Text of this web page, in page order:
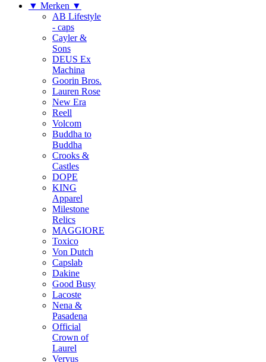
▼ Merken ▼
AB Lifestyle
- caps
Cayler &
Sons
DEUS Ex
Machina
Goorin Bros.
Lauren Rose
New Era
Reell
Volcom
Buddha to
Buddha
Crooks &
Castles
DOPE
KING
Apparel
Milestone
Relics
MAGGIORE
Toxico
Von Dutch
Capslab
Dakine
Good Busy
Lacoste
Nena &
Pasadena
Official
Crown of
Laurel
Veryus